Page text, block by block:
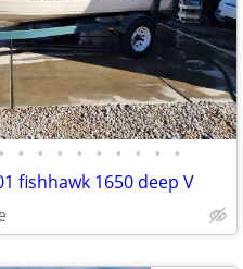
• • • • • • • • • •
fishhawk 1650 deep V